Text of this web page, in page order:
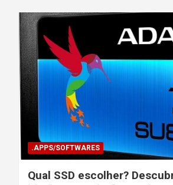
.APPS/SOFTWARES
Qual SSD escolher?